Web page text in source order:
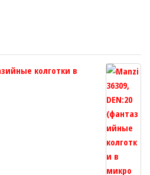
товара.
колготки в